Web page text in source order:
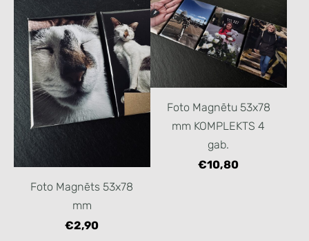
Foto Magnēts 53x78
mm
€2,90
Foto Magnētu 53x78
mm KOMPLEKTS 4
gab.
€10,80